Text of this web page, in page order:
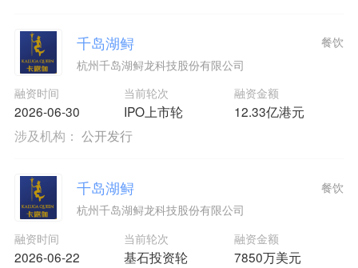
千岛湖鲟
杭州千岛湖鲟龙科技股份有限公司
融资时间
2026-06-30
当前轮次
IPO上市轮
融资金额
12.33亿港元
餐饮
涉及机构： 公开发行
千岛湖鲟
杭州千岛湖鲟龙科技股份有限公司
融资时间
2026-06-22
当前轮次
基石投资轮
融资金额
7850万美元
餐饮